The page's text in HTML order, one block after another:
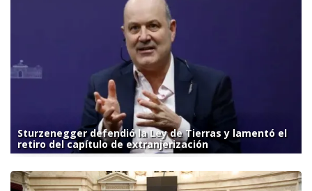
Sturzenegger defendió la Ley de Tierras y lamentó el
retiro del capítulo de extranjerización